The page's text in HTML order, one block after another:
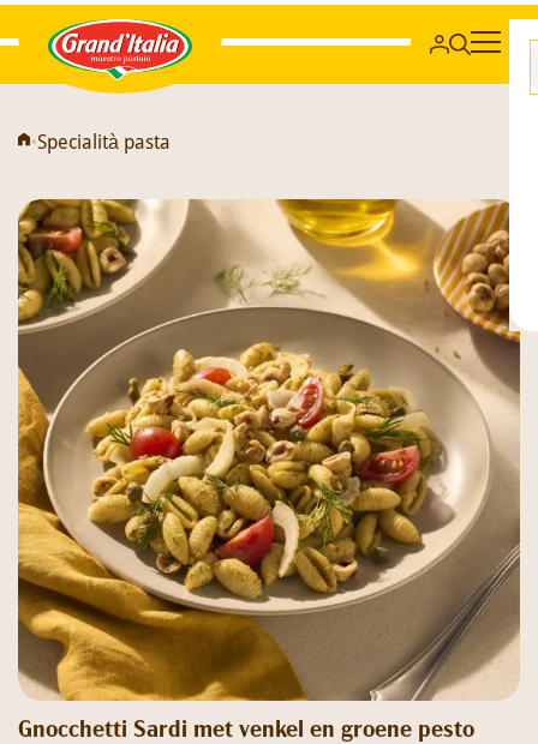
Grand'Italia
•Specialità pasta
Gnocchetti Sardi met venkel en groene pesto